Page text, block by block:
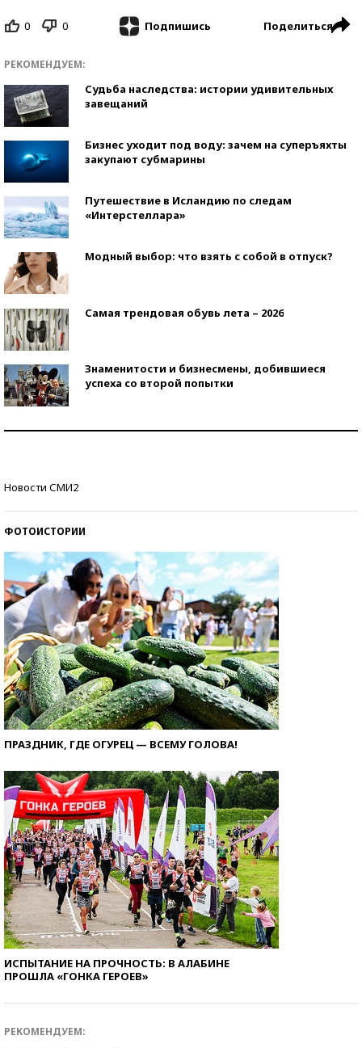
0 0 Подпишись Поделиться
РЕКОМЕНДУЕМ:
Судьба наследства: истории удивительных
завещаний
Бизнес уходит под воду: зачем на суперъяхты
закупают субмарины
Путешествие в Исландию по следам
«Интерстеллара»
Модный выбор: что взять с собой в отпуск?
Самая трендовая обувь лета – 2026
Знаменитости и бизнесмены, добившиеся
успеха со второй попытки
Новости СМИ2
ФОТОИСТОРИИ
ПРАЗДНИК, ГДЕ ОГУРЕЦ — ВСЕМУ ГОЛОВА!
ИСПЫТАНИЕ НА ПРОЧНОСТЬ: В АЛАБИНЕ
ПРОШЛА «ГОНКА ГЕРОЕВ»
РЕКОМЕНДУЕМ: